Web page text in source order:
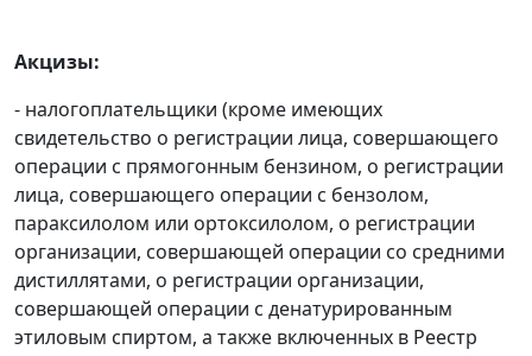
Акцизы:
- налогоплательщики (кроме имеющих
свидетельство о регистрации лица, совершающего
операции с прямогонным бензином, о регистрации
лица, совершающего операции с бензолом,
параксилолом или ортоксилолом, о регистрации
организации, совершающей операции со средними
дистиллятами, о регистрации организации,
совершающей операции с денатурированным
этиловым спиртом, а также включенных в Реестр